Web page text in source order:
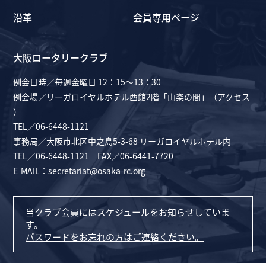
沿革
会員専用ページ
大阪ロータリークラブ
例会日時／毎週金曜日 12：15～13：30
例会場／リーガロイヤルホテル西館2階「山楽の間」（アクセス
）
TEL／06-6448-1121
事務局／大阪市北区中之島5-3-68 リーガロイヤルホテル内
TEL／06-6448-1121 FAX／06-6441-7720
E-MAIL：secretariat@osaka-rc.org
当クラブ会員にはスケジュールをお知らせしていま
す。
パスワードをお忘れの方はご連絡ください。